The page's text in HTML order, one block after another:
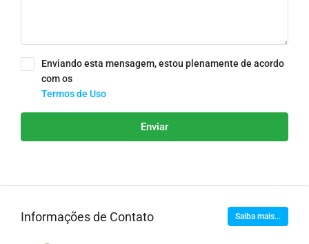
Enviando esta mensagem, estou plenamente de acordo
com os
Termos de Uso
Enviar
Informações de Contato Saiba mais...